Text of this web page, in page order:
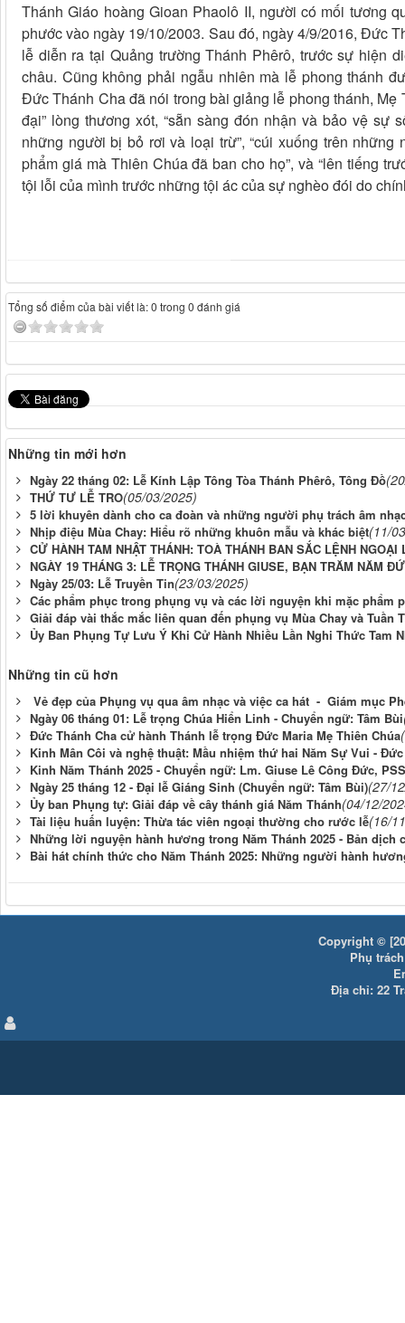
Thánh Giáo hoàng Gioan Phaolô II, người có mối tương
phước vào ngày 19/10/2003. Sau đó, ngày 4/9/2016, Đức
lễ diễn ra tại Quảng trường Thánh Phêrô, trước sự hiện
châu. Cũng không phải ngẫu nhiên mà lễ phong thánh
Đức Thánh Cha đã nói trong bài giảng lễ phong thánh, Mẹ
đại” lòng thương xót, “sẵn sàng đón nhận và bảo vệ
những người bị bỏ rơi và loại trừ”, “cúi xuống trên
phẩm giá mà Thiên Chúa đã ban cho họ”, và “lên tiếng
tội lỗi của mình trước những tội ác của sự nghèo đói do
Tổng số điểm của bài viết là: 0 trong 0 đánh giá
Những tin mới hơn
Ngày 22 tháng 02: Lễ Kính Lập Tông Tòa Thánh Phêrô, Tông Đồ
THỨ TƯ LỄ TRO(05/03/2025)
5 lời khuyên dành cho ca đoàn và những người phụ trách âm
Nhịp điệu Mùa Chay: Hiểu rõ những khuôn mẫu và khác biệt(11/
CỬ HÀNH TAM NHẬT THÁNH: TOÀ THÁNH BAN SẮC LỆNH
NGÀY 19 THÁNG 3: LỄ TRỌNG THÁNH GIUSE, BẠN TRĂM NĂM
Ngày 25/03: Lễ Truyền Tin(23/03/2025)
Các phẩm phục trong phụng vụ và các lời nguyện khi mặc phẩm
Giải đáp vài thắc mắc liên quan đến phụng vụ Mùa Chay và Tuần
Ủy Ban Phụng Tự Lưu Ý Khi Cử Hành Nhiều Lần Nghi Thức Tam
Những tin cũ hơn
Vẻ đẹp của Phụng vụ qua âm nhạc và việc ca hát - Giám mục
Ngày 06 tháng 01: Lễ trọng Chúa Hiển Linh - Chuyển ngữ: Tâm Bùi
Đức Thánh Cha cử hành Thánh lễ trọng Đức Maria Mẹ Thiên Chúa
Kinh Mân Côi và nghệ thuật: Mầu nhiệm thứ hai Năm Sự Vui -
Kinh Năm Thánh 2025 - Chuyển ngữ: Lm. Giuse Lê Công Đức, PSS
Ngày 25 tháng 12 - Đại lễ Giáng Sinh (Chuyển ngữ: Tâm Bùi)(27/
Ủy ban Phụng tự: Giải đáp về cây thánh giá Năm Thánh(04/12/
Tài liệu huấn luyện: Thừa tác viên ngoại thường cho rước lễ(16/
Những lời nguyện hành hương trong Năm Thánh 2025 - Bản dịch
Bài hát chính thức cho Năm Thánh 2025: Những người hành
Copyright ©
Phụ
Địa chỉ: 22